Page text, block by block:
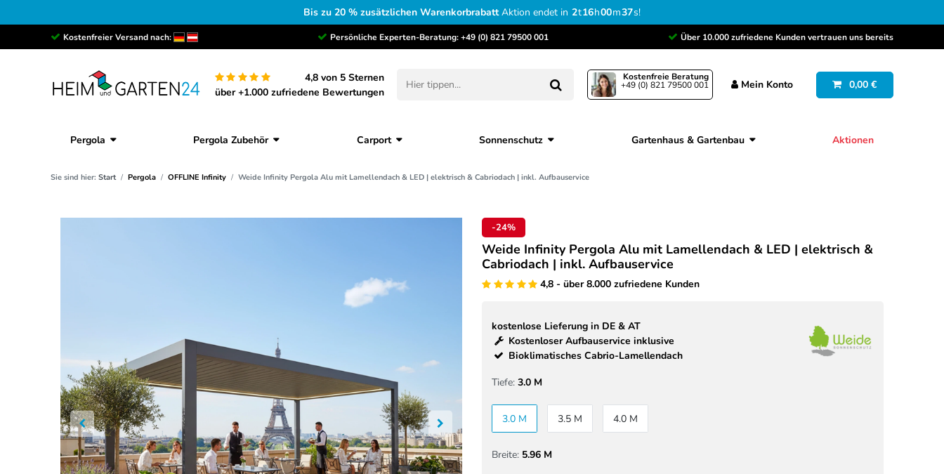
Bis zu 20 % zusätzlichen WarenkorbrabattAktion endet in 2t16h00m36s!
Kostenfreier Versand nach: Persönliche Experten-Beratung:+49 (0) 821 79500 001 Über 10.000 zufriedene Kunden vertrauen uns bereits
4,8 von 5 Sternen
über +1.000 zufriedene Bewertungen
Kostenfreie Beratung
+49 (0) 821 79500 001 Mein Konto 0,00 €
Pergola Pergola Zubehör Carport Sonnenschutz Gartenhaus & Gartenbau Aktionen
Sie sind hier: Start Pergola OFFLINE Infinity Weide Infinity Pergola Alu mit Lamellendach & LED | elektrisch & Cabriodach | inkl. Aufbauservice
-24%
Weide Infinity Pergola Alu mit Lamellendach & LED | elektrisch &
Cabriodach | inkl. Aufbauservice
4,8 - über 8.000 zufriedene Kunden
kostenlose Lieferung in DE & AT
Kostenloser Aufbauservice inklusive
Bioklimatisches Cabrio-Lamellendach
Tiefe: 3.0 M
3.0 M 3.5 M 4.0 M
Breite: 5.96 M